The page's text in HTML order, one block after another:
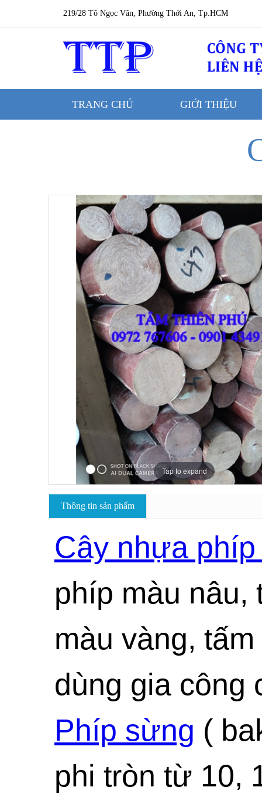
219/28 Tô Ngọc Vân, Phường Thới An, Tp.HCM
TRANG CHỦ GIỚI THIỆU
Tap to expand
Thông tin sản phẩm
Cây nhựa
phíp màu nâu,
màu vàng,
dùng gia công
Phíp sừng (
phi tròn từ 10,